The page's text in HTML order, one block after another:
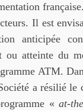
Il est
anticipée
ou atteinte du
ATM.
a résilié le
« at-